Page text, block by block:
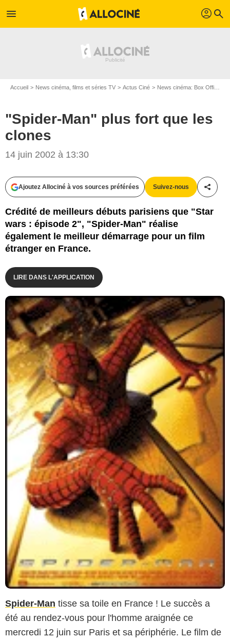
menu profil search
Accueil News cinéma, films et séries TV Actus Ciné News cinéma: Box Office
"Spider-Man" plus fort que les
clones
14 juin 2002 à 13:30
Ajoutez Allociné à vos sources préférées Suivez-nous
Crédité de meilleurs débuts parisiens que "Star
wars : épisode 2", "Spider-Man" réalise
également le meilleur démarrage pour un film
étranger en France.
LIRE DANS L'APPLICATION
Spider-Man tisse sa toile en France ! Le succès a
été au rendez-vous pour l'homme araignée ce
mercredi 12 juin sur Paris et sa périphérie. Le film de